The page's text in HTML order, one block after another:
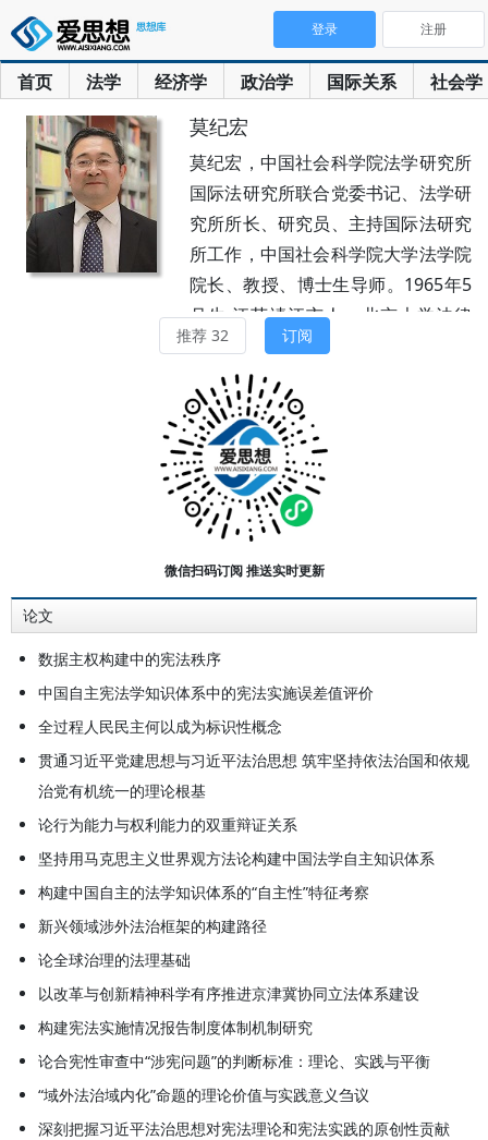
首页 法学 经济学 政治学 国际关系 社会学
登录 注册
莫纪宏
莫纪宏，中国社会科学院法学研究所
国际法研究所联合党委书记、法学研
究所所长、研究员、主持国际法研究
所工作，中国社会科学院大学法学院
院长、教授、博士生导师。1965年5
月生,江苏靖江市人。北京大学法律
学系学士（1986），中国社会科学
院研究生院法学硕士（1989）、博
士（1994）。曾任中共甘肃省张掖
市委副书记（挂职）、中国社会科学
院国际法研究所所长等。2004年获
中国法学会“全国十大杰出青年法学
家”称号。兼任最高人民检察院专家
咨询委员，国际宪法学协会名誉主席
等。主要研究领域：研究方向为宪法
学、立法学、行政法学和国际人权法
治国理论、宪法监督制度与合宪性审
查理论、基本人权理论、国际人权法
实施机制、紧急状态制度、国家安全
与公共安全理论等。著有《法治中国
与制度建设》《法治中国的宪法基
础》《宪法学原理》《为立法辩护》
《实践中的宪法学原理》《国际人权
公约与中国》《“非典”时期的非常法
治》《现代宪法的逻辑基础》《政府
与公民宪法必读——中华人民共和国
《宪政新论》等。
推荐 32 订阅
微信扫码订阅 推送实时更新
论文
数据主权构建中的宪法秩序
中国自主宪法学知识体系中的宪法实施误差值评价
全过程人民民主何以成为标识性概念
贯通习近平党建思想与习近平法治思想 筑牢坚持依法治国和依规
治党有机统一的理论根基
论行为能力与权利能力的双重辩证关系
坚持用马克思主义世界观方法论构建中国法学自主知识体系
构建中国自主的法学知识体系的“自主性”特征考察
新兴领域涉外法治框架的构建路径
论全球治理的法理基础
以改革与创新精神科学有序推进京津冀协同立法体系建设
构建宪法实施情况报告制度体制机制研究
论合宪性审查中“涉宪问题”的判断标准：理论、实践与平衡
“域外法治域内化”命题的理论价值与实践意义刍议
深刻把握习近平法治思想对宪法理论和宪法实践的原创性贡献